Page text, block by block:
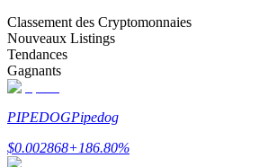
Classement des Cryptomonnaies
Nouveaux Listings
Tendances
Gagnants
PIPEDOGPipedog
$0.002868+186.80%